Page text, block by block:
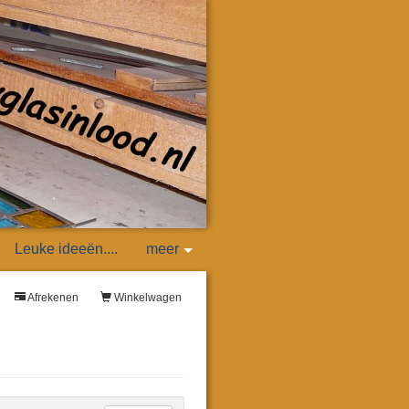
Leuke ideeën.... meer
Winkelwagen
Afrekenen